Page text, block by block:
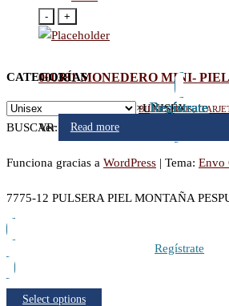
Regístrate
Regístrate
Read more
Regístrate
Regístrate
Read more
Regístrate
Regístrate
Read more
Regístrate
- +
000381 MONEDERO MINI-
Billetero hombre, Billeteros,
Regístrate
Read more
Ver
CATEGORÍAS
×UNISEX
BUSCAR:
Funciona gracias a WordPress | Tema: Envo
7775-12 PULSERA PIEL MONTAÑA
Regístrate
Select options